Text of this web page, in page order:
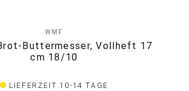
WMF
Buttermesser, Vollheft 17
cm 18/10
LIEFERZEIT 10-14 TAGE